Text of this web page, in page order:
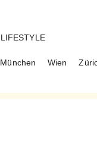
München Wien
LIFESTYLE